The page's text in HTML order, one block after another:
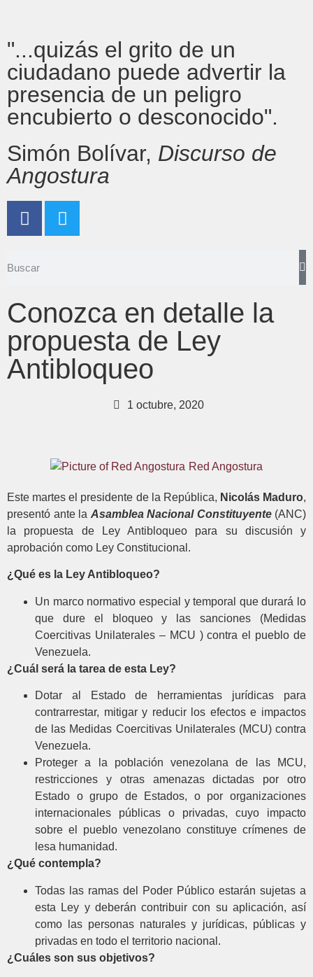
"...quizás el grito de un
ciudadano puede advertir la
presencia de un peligro
encubierto o desconocido".
Simón Bolívar, Discurso de
Angostura
Conozca en detalle la
propuesta de Ley
Antibloqueo
1 octubre, 2020
Red Angostura
Este martes el presidente de la República, Nicolás Maduro,
presentó ante la Asamblea Nacional Constituyente(ANC)
la propuesta de Ley Antibloqueo para su discusión y
aprobación como Ley Constitucional.
¿Qué es la Ley Antibloqueo?
Un marco normativo especial y temporal que durará lo
que dure el bloqueo y las sanciones (Medidas
Coercitivas Unilaterales – MCU ) contra el pueblo de
Venezuela.
¿Cuál será la tarea de esta Ley?
Dotar al Estado de herramientas jurídicas para
contrarrestar, mitigar y reducir los efectos e impactos
de las Medidas Coercitivas Unilaterales (MCU) contra
Venezuela.
Proteger a la población venezolana de las MCU,
restricciones y otras amenazas dictadas por otro
Estado o grupo de Estados, o por organizaciones
internacionales públicas o privadas, cuyo impacto
sobre el pueblo venezolano constituye crímenes de
lesa humanidad.
¿Qué contempla?
Todas las ramas del Poder Público estarán sujetas a
esta Ley y deberán contribuir con su aplicación, así
como las personas naturales y jurídicas, públicas y
privadas en todo el territorio nacional.
¿Cuáles son sus objetivos?